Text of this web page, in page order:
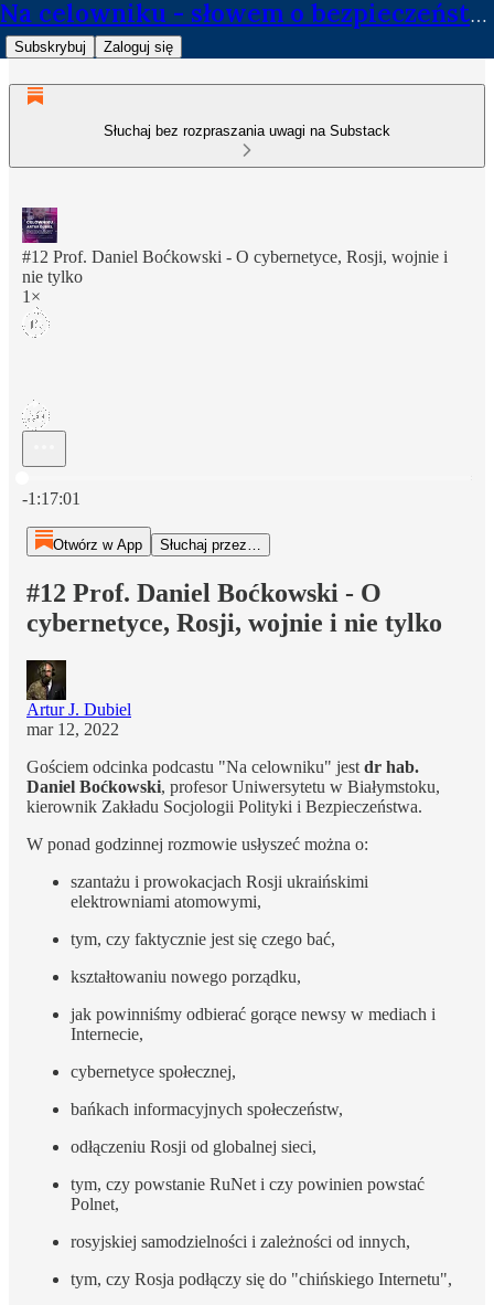
Na celowniku - słowem o bezpieczeństwie
Subskrybuj Zaloguj się
Słuchaj bez rozpraszania uwagi na Substack
#12 Prof. Daniel Boćkowski - O cybernetyce, Rosji, wojnie i
nie tylko
1×
-1:17:01
Otwórz w App Słuchaj przez…
#12 Prof. Daniel Boćkowski - O
cybernetyce, Rosji, wojnie i nie tylko
Artur J. Dubiel
mar 12, 2022
Gościem odcinka podcastu "Na celowniku" jest dr hab.
Daniel Boćkowski, profesor Uniwersytetu w Białymstoku,
kierownik Zakładu Socjologii Polityki i Bezpieczeństwa.
W ponad godzinnej rozmowie usłyszeć można o:
szantażu i prowokacjach Rosji ukraińskimi
elektrowniami atomowymi,
tym, czy faktycznie jest się czego bać,
kształtowaniu nowego porządku,
jak powinniśmy odbierać gorące newsy w mediach i
Internecie,
cybernetyce społecznej,
bańkach informacyjnych społeczeństw,
odłączeniu Rosji od globalnej sieci,
tym, czy powstanie RuNet i czy powinien powstać
Polnet,
rosyjskiej samodzielności i zależności od innych,
tym, czy Rosja podłączy się do "chińskiego Internetu",